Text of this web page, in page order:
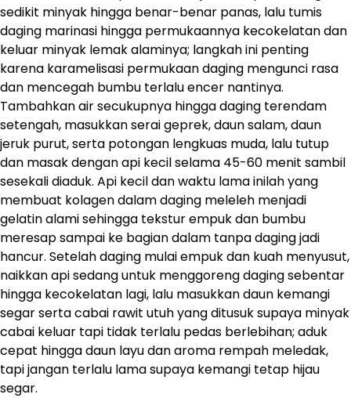
sedikit minyak hingga benar-benar panas, lalu tumis
daging marinasi hingga permukaannya kecokelatan dan
keluar minyak lemak alaminya; langkah ini penting
karena karamelisasi permukaan daging mengunci rasa
dan mencegah bumbu terlalu encer nantinya.
Tambahkan air secukupnya hingga daging terendam
setengah, masukkan serai geprek, daun salam, daun
jeruk purut, serta potongan lengkuas muda, lalu tutup
dan masak dengan api kecil selama 45-60 menit sambil
sesekali diaduk. Api kecil dan waktu lama inilah yang
membuat kolagen dalam daging meleleh menjadi
gelatin alami sehingga tekstur empuk dan bumbu
meresap sampai ke bagian dalam tanpa daging jadi
hancur. Setelah daging mulai empuk dan kuah menyusut,
naikkan api sedang untuk menggoreng daging sebentar
hingga kecokelatan lagi, lalu masukkan daun kemangi
segar serta cabai rawit utuh yang ditusuk supaya minyak
cabai keluar tapi tidak terlalu pedas berlebihan; aduk
cepat hingga daun layu dan aroma rempah meledak,
tapi jangan terlalu lama supaya kemangi tetap hijau
segar.